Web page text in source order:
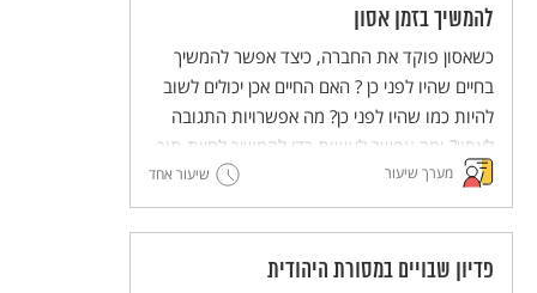
להמשיך בזמן אסון
כשאסון פוקד את החברה, כיצד אפשר להמשיך
בחיים שהיו לפני כן ? האם החיים אכן יכולים לשוב
להיות כמו שהיו לפני כן? מה אפשרויות התגובה
לאסון? ומה אפשר לעשות כדי להמשיך לחיות תוך
כדי זיכרון צורב?
מערך שיעור שיעור אחד
פדיון שבויים במסורת היהודית